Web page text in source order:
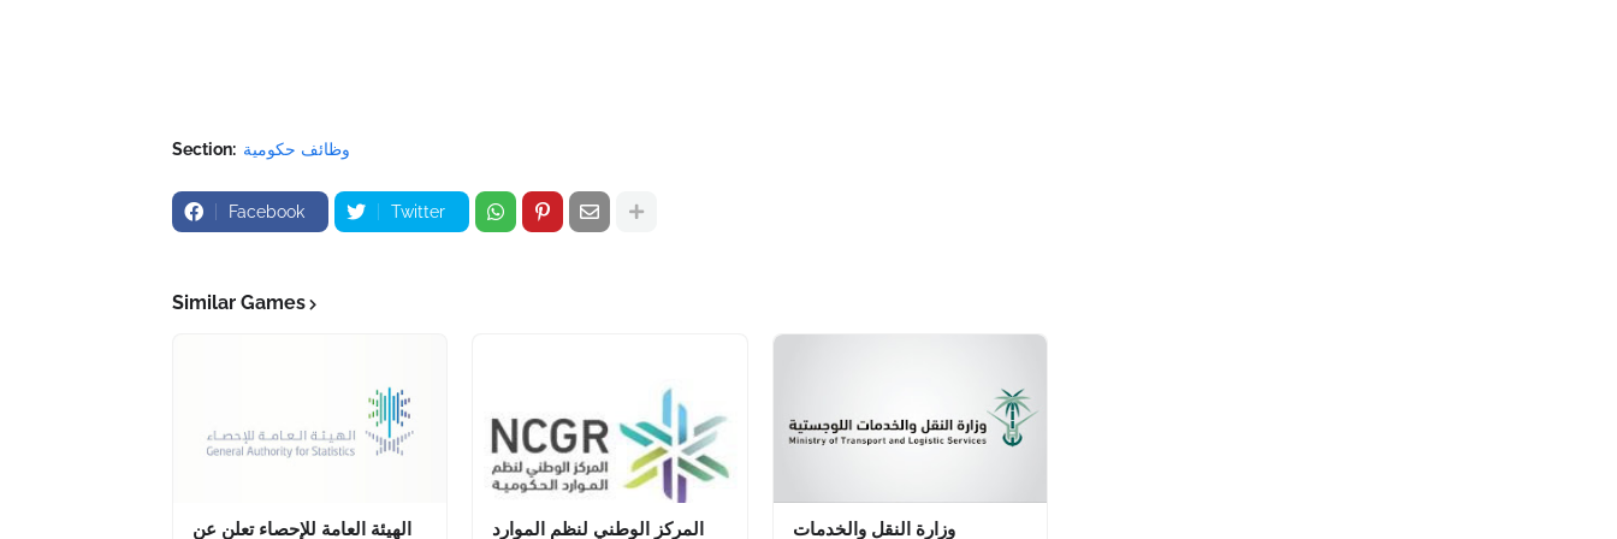
Section: وظائف حكومية
Facebook Twitter
Similar Games
الهيئة العامة للإحصاء تعلن عن المركز الوطني لنظم الموارد وزارة النقل والخدمات